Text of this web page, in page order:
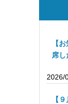
【
席し
2026/
【